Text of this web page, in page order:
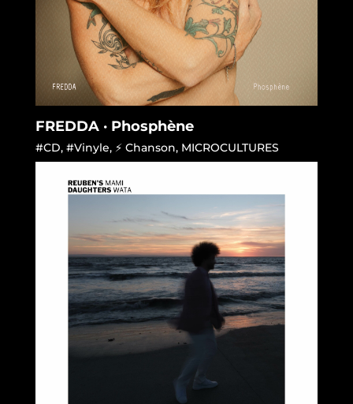
FREDDA · Phosphène
#CD, #Vinyle, ⚡ Chanson, MICROCULTURES